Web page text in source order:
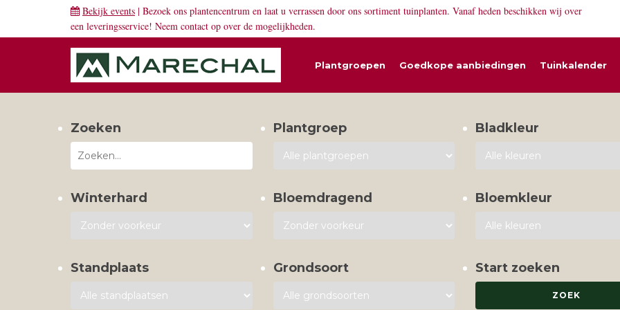
Bekijk events | Bezoek ons plantencentrum en laat u verrassen door ons sortiment tuinplanten. Vanaf heden beschikken wij over
een leveringsservice! Neem contact op over de mogelijkheden.
Plantgroepen Goedkope aanbiedingen Tuinkalender
Zoeken Plantgroep Bladkleur
Winterhard Bloemdragend Bloemkleur
Standplaats Grondsoort Start zoeken